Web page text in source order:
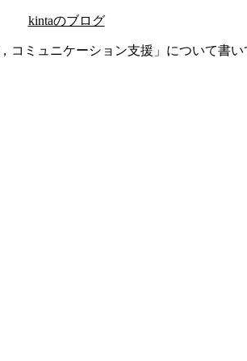
kintaのブログ
コミュニケーション支援」について書